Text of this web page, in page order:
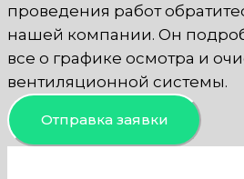
проведения работ
нашей компании. Он
все о графике осмотра и
вентиляционной системы.
Отправка заявки